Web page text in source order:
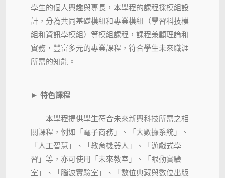
學生的個人興趣與專長，本學程的課程採模組設
計，分為共同基礎模組和專業模組（學習科技模
組和資訊學模組）等模組課程，課程兼顧理論和
實務，豐富多元的專業課程，符合學生未來職涯
所需的知能。
►特色課程
本學程提供學生符合未來新興科技所需之相
關課程，例如「電子商務」、「大數據系統」、
「人工智慧」、「教育機器人」、「遊戲式學
習」等，亦可使用「未來教室」、「眼動實驗
室」、「腦波實驗室」、「數位典藏與數位出版